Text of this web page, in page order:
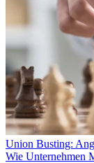
Union Busting:
Wie Unternehmen